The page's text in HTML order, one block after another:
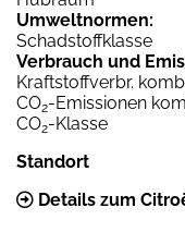
Umweltnormen:
Schadstoffklasse
Verbrauch und
Kraftstoffverbr.
CO2-Emissionen
CO2-Klasse
Standort
Details zum